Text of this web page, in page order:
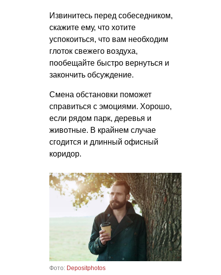
Извинитесь перед собеседником,
скажите ему, что хотите
успокоиться, что вам необходим
глоток свежего воздуха,
пообещайте быстро вернуться и
закончить обсуждение.
Смена обстановки поможет
справиться с эмоциями. Хорошо,
если рядом парк, деревья и
животные. В крайнем случае
сгодится и длинный офисный
коридор.
Фото: Depositphotos